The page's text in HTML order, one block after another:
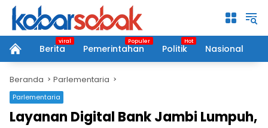
Langsung
konten
home
Berita Pemerintahan Politik Nasional
Beranda Parlementaria
Parlementaria
Layanan Digital Bank Jambi Lumpuh,